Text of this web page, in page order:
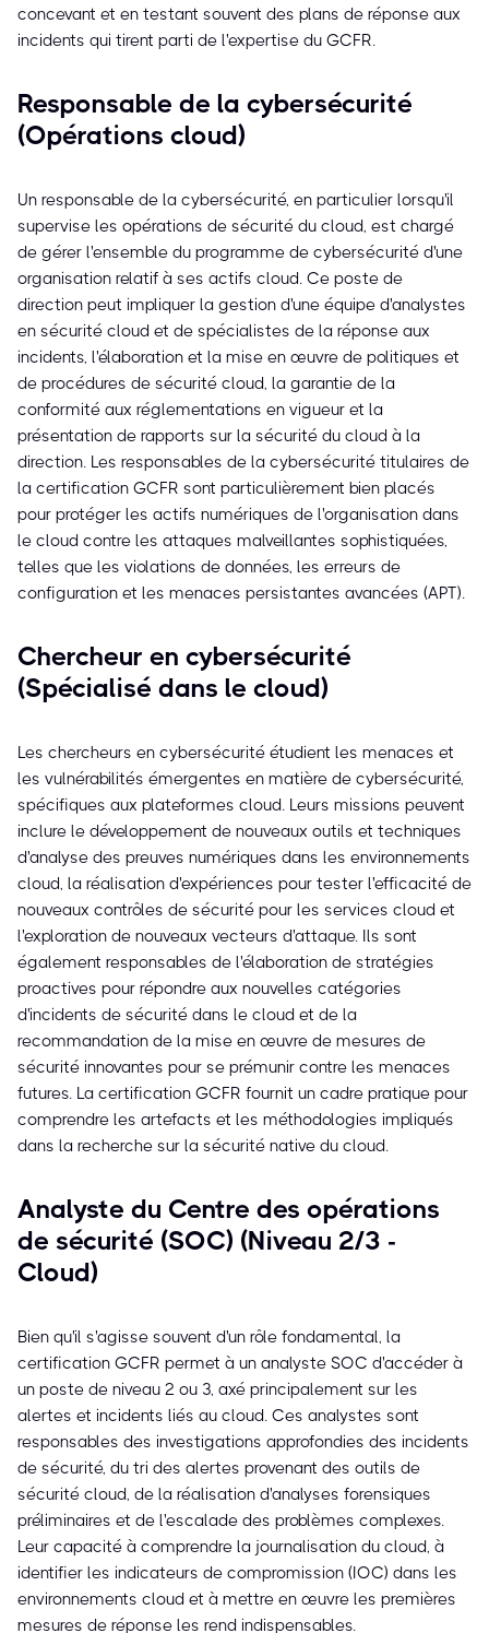
concevant et en testant souvent des plans de réponse aux
incidents qui tirent parti de l'expertise du GCFR.
Responsable de la cybersécurité
(Opérations cloud)
Un responsable de la cybersécurité, en particulier lorsqu'il
supervise les opérations de sécurité du cloud, est chargé
de gérer l'ensemble du programme de cybersécurité d'une
organisation relatif à ses actifs cloud. Ce poste de
direction peut impliquer la gestion d'une équipe d'analystes
en sécurité cloud et de spécialistes de la réponse aux
incidents, l'élaboration et la mise en œuvre de politiques et
de procédures de sécurité cloud, la garantie de la
conformité aux réglementations en vigueur et la
présentation de rapports sur la sécurité du cloud à la
direction. Les responsables de la cybersécurité titulaires de
la certification GCFR sont particulièrement bien placés
pour protéger les actifs numériques de l'organisation dans
le cloud contre les attaques malveillantes sophistiquées,
telles que les violations de données, les erreurs de
configuration et les menaces persistantes avancées (APT).
Chercheur en cybersécurité
(Spécialisé dans le cloud)
Les chercheurs en cybersécurité étudient les menaces et
les vulnérabilités émergentes en matière de cybersécurité,
spécifiques aux plateformes cloud. Leurs missions peuvent
inclure le développement de nouveaux outils et techniques
d'analyse des preuves numériques dans les environnements
cloud, la réalisation d'expériences pour tester l'efficacité de
nouveaux contrôles de sécurité pour les services cloud et
l'exploration de nouveaux vecteurs d'attaque. Ils sont
également responsables de l'élaboration de stratégies
proactives pour répondre aux nouvelles catégories
d'incidents de sécurité dans le cloud et de la
recommandation de la mise en œuvre de mesures de
sécurité innovantes pour se prémunir contre les menaces
futures. La certification GCFR fournit un cadre pratique pour
comprendre les artefacts et les méthodologies impliqués
dans la recherche sur la sécurité native du cloud.
Analyste du Centre des opérations
de sécurité (SOC) (Niveau 2/3 -
Cloud)
Bien qu'il s'agisse souvent d'un rôle fondamental, la
certification GCFR permet à un analyste SOC d'accéder à
un poste de niveau 2 ou 3, axé principalement sur les
alertes et incidents liés au cloud. Ces analystes sont
responsables des investigations approfondies des incidents
de sécurité, du tri des alertes provenant des outils de
sécurité cloud, de la réalisation d'analyses forensiques
préliminaires et de l'escalade des problèmes complexes.
Leur capacité à comprendre la journalisation du cloud, à
identifier les indicateurs de compromission (IOC) dans les
environnements cloud et à mettre en œuvre les premières
mesures de réponse les rend indispensables.